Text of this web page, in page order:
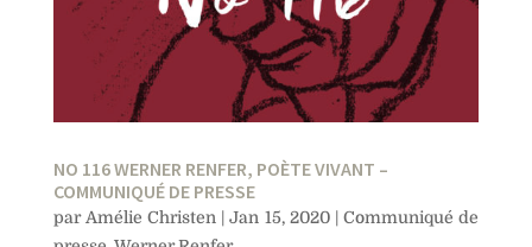
NO 116 WERNER RENFER, POÈTE VIVANT –
COMMUNIQUÉ DE PRESSE
par Amélie Christen |Jan 15, 2020|Communiqué de